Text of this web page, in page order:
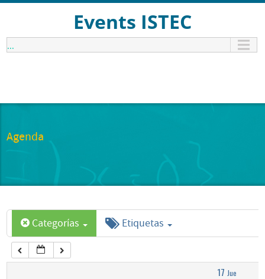
Events ISTEC
...
Agenda
Categorías Etiquetas
17 Jue
1:00 am
6:00 am
7:00 am